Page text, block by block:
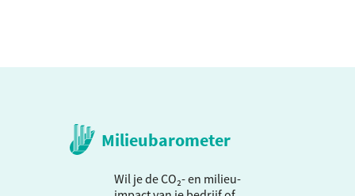
Milieubarometer
Wil je de CO₂- en milieu-